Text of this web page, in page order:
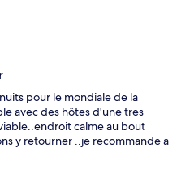
pour le mondiale de la
avec des hôtes d'une tres
calme au bout
y retourner ..je recommande a